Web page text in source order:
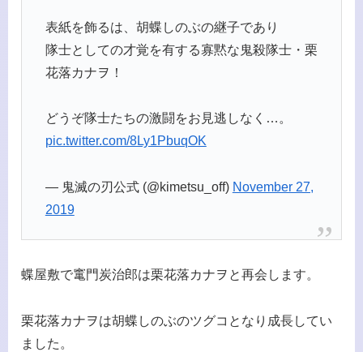
表紙を飾るは、胡蝶しのぶの継子であり
隊士としての才覚を有する寡黙な鬼殺隊士・栗
花落カナヲ！
どうぞ隊士たちの激闘をお見逃しなく…。
pic.twitter.com/8Ly1PbuqOK
— 鬼滅の刃公式 (@kimetsu_off) November 27,
2019
蝶屋敷で竃門炭治郎は栗花落カナヲと再会します。
栗花落カナヲは胡蝶しのぶのツグコとなり成長してい
ました。